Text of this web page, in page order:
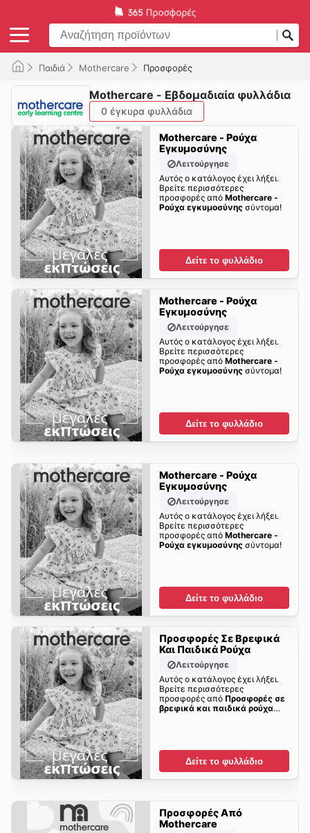
Παιδιά Mothercare Προσφορές
Mothercare - Εβδομαδιαία φυλλάδια
0 έγκυρα φυλλάδια
Mothercare - Ρούχα
Εγκυμοσύνης
Λειτούργησε
Αυτός ο κατάλογος έχει λήξει.
Βρείτε περισσότερες
προσφορές από Mothercare -
Ρούχα εγκυμοσύνηςσύντομα!
Δείτε το φυλλάδιο
Mothercare - Ρούχα
Εγκυμοσύνης
Λειτούργησε
Αυτός ο κατάλογος έχει λήξει.
Βρείτε περισσότερες
προσφορές από Mothercare -
Ρούχα εγκυμοσύνηςσύντομα!
Δείτε το φυλλάδιο
Mothercare - Ρούχα
Εγκυμοσύνης
Λειτούργησε
Αυτός ο κατάλογος έχει λήξει.
Βρείτε περισσότερες
προσφορές από Mothercare -
Ρούχα εγκυμοσύνηςσύντομα!
Δείτε το φυλλάδιο
Προσφορές Σε Βρεφικά
Και Παιδικά Ρούχα
Λειτούργησε
Αυτός ο κατάλογος έχει λήξει.
Βρείτε περισσότερες
προσφορές από Προσφορές σε
βρεφικά και παιδικά ρούχα
Δείτε το φυλλάδιο
Προσφορές Από
Mothercare